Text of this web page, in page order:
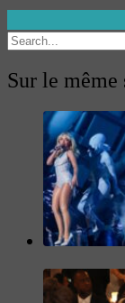
Sur le même